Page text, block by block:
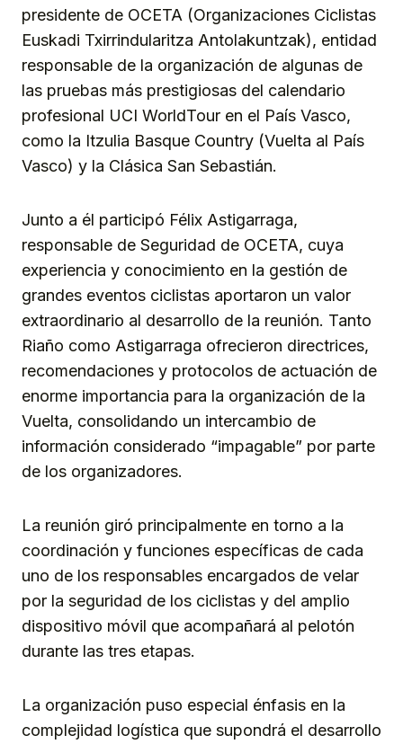
presidente de OCETA (Organizaciones Ciclistas
Euskadi Txirrindularitza Antolakuntzak), entidad
responsable de la organización de algunas de
las pruebas más prestigiosas del calendario
profesional UCI WorldTour en el País Vasco,
como la Itzulia Basque Country (Vuelta al País
Vasco) y la Clásica San Sebastián.
Junto a él participó Félix Astigarraga,
responsable de Seguridad de OCETA, cuya
experiencia y conocimiento en la gestión de
grandes eventos ciclistas aportaron un valor
extraordinario al desarrollo de la reunión. Tanto
Riaño como Astigarraga ofrecieron directrices,
recomendaciones y protocolos de actuación de
enorme importancia para la organización de la
Vuelta, consolidando un intercambio de
información considerado “impagable” por parte
de los organizadores.
La reunión giró principalmente en torno a la
coordinación y funciones específicas de cada
uno de los responsables encargados de velar
por la seguridad de los ciclistas y del amplio
dispositivo móvil que acompañará al pelotón
durante las tres etapas.
La organización puso especial énfasis en la
complejidad logística que supondrá el desarrollo